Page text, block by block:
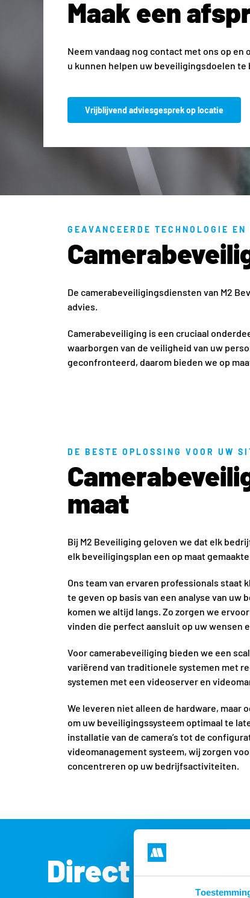
Maak een
Neem vandaag nog contact met ons op en
u kunnen helpen uw beveiligingsdoelen te
Vrijblijvend adviesgesprek op locatie
GEAVANCEERDE TECHNOLOGIE
De camerabeveiligingsdiensten van M2
advies.
Camerabeveiliging is een cruciaal
waarborgen van de veiligheid van uw
geconfronteerd, daarom bieden we op
DE BESTE OPLOSSING VOOR UW
maat
Bij M2 Beveiliging geloven we dat elk
elk beveiligingsplan een op maat gemaakte
Ons team van ervaren professionals staat
te geven op basis van een analyse van uw
komen we altijd langs. Zo zorgen we
vinden die perfect aansluit op uw wensen
Voor camerabeveiliging bieden we een
variërend van traditionele systemen met
systemen met een videoserver en
We leveren niet alleen de hardware, maar
om uw beveiligingssysteem optimaal te
installatie van de camera’s tot de
videomanagement systeem, wij zorgen
concentreren op uw bedrijfsactiviteiten.
Direct contact